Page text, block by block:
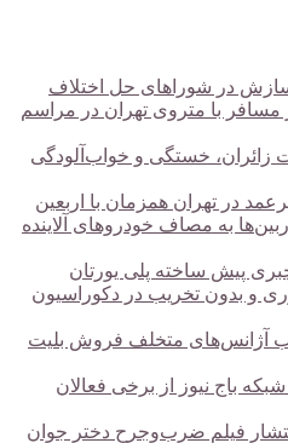
در شوراهای حل اختلاف
بیش از ۷۱۶ هزار مسافر با متروی تهران در مراسم
زائران، خستگی و خواب‌آلودگی
به مصاف خودروهای آلاینده
پیش ساخته پلی یورتان
و بدون تخریب در دکوراسیون
و حساب آژانس‌های متخلف فروش بلیت
باج نیوز از برخی فعالان
فیلم ضرب‌وجرح دختر جوان